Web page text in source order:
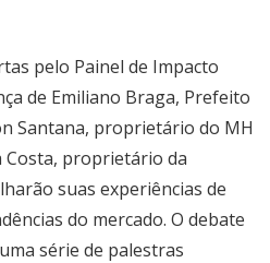
pelo Painel de Impacto
de Emiliano Braga, Prefeito
Santana, proprietário do MH
Costa, proprietário da
suas experiências de
do mercado. O debate
série de palestras